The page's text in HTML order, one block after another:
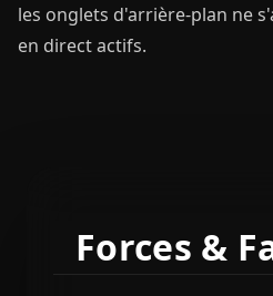
les onglets d'arrière-plan ne
en direct actifs.
Forces &